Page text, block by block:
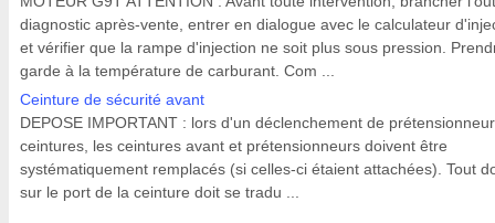
diagnostic après-vente, entrer en dialogue avec le calculateur
et vérifier que la rampe d'injection ne soit plus sous pression.
garde à la température de carburant. Com ...
Ceinture de sécurité avant
DEPOSE IMPORTANT : lors d'un déclenchement de
ceintures, les ceintures avant et prétensionneurs doivent être
systématiquement remplacés (si celles-ci étaient attachées). Tout
sur le port de la ceinture doit se tradu ...